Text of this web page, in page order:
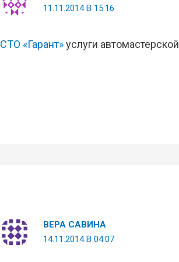
11.11.2014 В 15:16
СТО «Гарант»услуги автомастерской
ВЕРА САВИНА
14.11.2014 В 04:07